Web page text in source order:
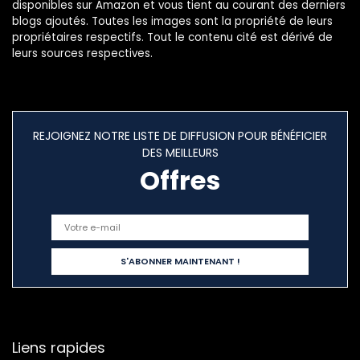
disponibles sur Amazon et vous tient au courant des derniers
blogs ajoutés. Toutes les images sont la propriété de leurs
propriétaires respectifs. Tout le contenu cité est dérivé de
leurs sources respectives.
REJOIGNEZ NOTRE LISTE DE DIFFUSION POUR BÉNÉFICIER
DES MEILLEURS
Offres
Liens rapides